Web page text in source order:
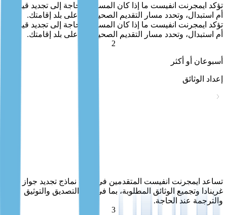
تؤكد ايمجرنت انفيست ما إذا كان المستثمر بحاجة إلى تجديد قياسي
أم استبدال، وتحدد مسار التقديم الصحيح بناءً على بلد إقامتك.
تؤكد ايمجرنت انفيست ما إذا كان المستثمر بحاجة إلى تجديد قياسي
أم استبدال، وتحدد مسار التقديم الصحيح بناءً على بلد إقامتك.
2
أسبوعان أو أكثر
إعداد الوثائق
تساعد ايمجرنت انفيست المتقدمين في تعبئة نماذج تجديد جواز سفر
غرينادا وتجميع الوثائق المطلوبة، بما في ذلك التصديق والتوثيق
والترجمة عند الحاجة.
3